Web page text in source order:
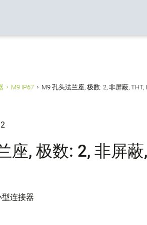
M9 IP67 M9 孔头法兰座, 极数: 2, 非屏蔽, THT,
座, 极数: 2, 非屏
型连接器